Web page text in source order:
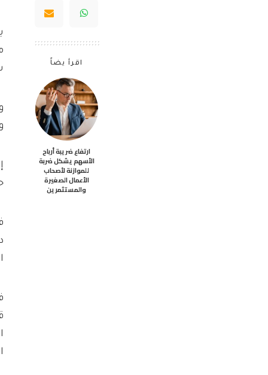
اقرأ يضاً
ارتفاع ضريبة أرباح
الأسهم يشكل ضربة
للموازنة لأصحاب
الأعمال الصغيرة
والمستثمرين